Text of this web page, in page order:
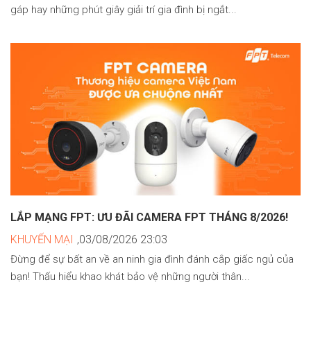
gáp hay những phút giây giải trí gia đình bị ngắt...
LẮP MẠNG FPT: ƯU ĐÃI CAMERA FPT THÁNG 8/2026!
KHUYẾN MẠI ,03/08/2026 23:03
Đừng để sự bất an về an ninh gia đình đánh cắp giấc ngủ của
bạn! Thấu hiểu khao khát bảo vệ những người thân...